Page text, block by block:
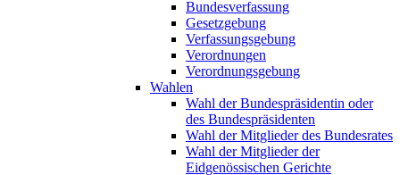
Bundesverfassung
Gesetzgebung
Verfassungsgebung
Verordnungen
Verordnungsgebung
Wahlen
Wahl der Bundespräsidentin oder
des Bundespräsidenten
Wahl der Mitglieder des Bundesrates
Wahl der Mitglieder der
Eidgenössischen Gerichte